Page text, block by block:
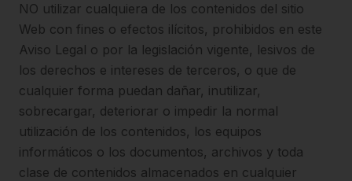
NO utilizar cualquiera de los contenidos del sitio
Web con fines o efectos ilícitos, prohibidos en este
Aviso Legal o por la legislación vigente, lesivos de
los derechos e intereses de terceros, o que de
cualquier forma puedan dañar, inutilizar,
sobrecargar, deteriorar o impedir la normal
utilización de los contenidos, los equipos
informáticos o los documentos, archivos y toda
clase de contenidos almacenados en cualquier